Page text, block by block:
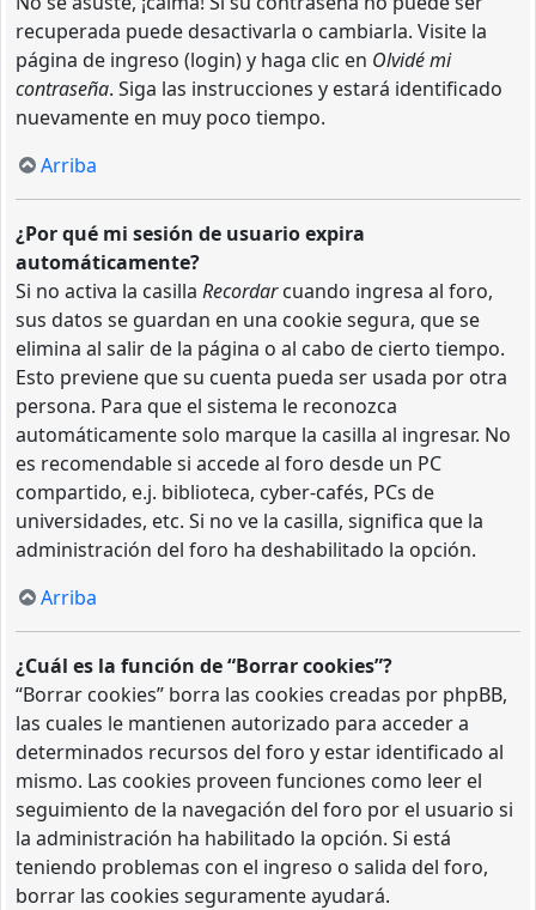
recuperada puede desactivarla o cambiarla. Visite la
página de ingreso (login) y haga clic en Olvidé mi
contraseña. Siga las instrucciones y estará identificado
nuevamente en muy poco tiempo.
Arriba
¿Por qué mi sesión de usuario expira
automáticamente?
Si no activa la casilla Recordarcuando ingresa al foro,
sus datos se guardan en una cookie segura, que se
elimina al salir de la página o al cabo de cierto tiempo.
Esto previene que su cuenta pueda ser usada por otra
persona. Para que el sistema le reconozca
automáticamente solo marque la casilla al ingresar. No
es recomendable si accede al foro desde un PC
compartido, e.j. biblioteca, cyber-cafés, PCs de
universidades, etc. Si no ve la casilla, significa que la
administración del foro ha deshabilitado la opción.
Arriba
¿Cuál es la función de “Borrar cookies”?
“Borrar cookies” borra las cookies creadas por phpBB,
las cuales le mantienen autorizado para acceder a
determinados recursos del foro y estar identificado al
mismo. Las cookies proveen funciones como leer el
seguimiento de la navegación del foro por el usuario si
la administración ha habilitado la opción. Si está
teniendo problemas con el ingreso o salida del foro,
borrar las cookies seguramente ayudará.